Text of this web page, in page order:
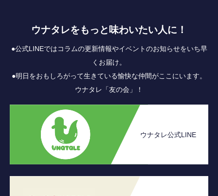
ウナタレをもっと味わいたい人に！
●公式LINEではコラムの更新情報やイベントのお知らせをいち早
くお届け。
●明日をおもしろがって生きている愉快な仲間がここにいます。
ウナタレ「友の会」！
ウナタレ公式LINE